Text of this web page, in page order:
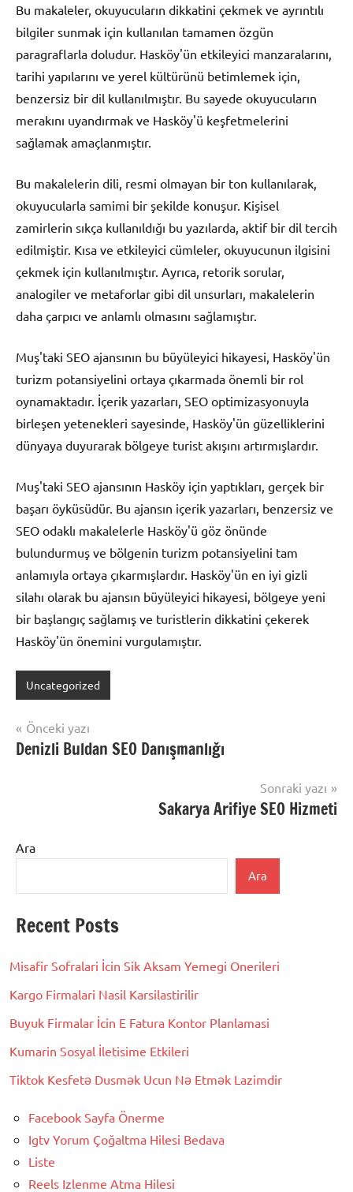
Bu makaleler, okuyucuların dikkatini çekmek ve ayrıntılı
bilgiler sunmak için kullanılan tamamen özgün
paragraflarla doludur. Hasköy'ün etkileyici manzaralarını,
tarihi yapılarını ve yerel kültürünü betimlemek için,
benzersiz bir dil kullanılmıştır. Bu sayede okuyucuların
merakını uyandırmak ve Hasköy'ü keşfetmelerini
sağlamak amaçlanmıştır.
Bu makalelerin dili, resmi olmayan bir ton kullanılarak,
okuyucularla samimi bir şekilde konuşur. Kişisel
zamirlerin sıkça kullanıldığı bu yazılarda, aktif bir dil tercih
edilmiştir. Kısa ve etkileyici cümleler, okuyucunun ilgisini
çekmek için kullanılmıştır. Ayrıca, retorik sorular,
analogiler ve metaforlar gibi dil unsurları, makalelerin
daha çarpıcı ve anlamlı olmasını sağlamıştır.
Muş'taki SEO ajansının bu büyüleyici hikayesi, Hasköy'ün
turizm potansiyelini ortaya çıkarmada önemli bir rol
oynamaktadır. İçerik yazarları, SEO optimizasyonuyla
birleşen yetenekleri sayesinde, Hasköy'ün güzelliklerini
dünyaya duyurarak bölgeye turist akışını artırmışlardır.
Muş'taki SEO ajansının Hasköy için yaptıkları, gerçek bir
başarı öyküsüdür. Bu ajansın içerik yazarları, benzersiz ve
SEO odaklı makalelerle Hasköy'ü göz önünde
bulundurmuş ve bölgenin turizm potansiyelini tam
anlamıyla ortaya çıkarmışlardır. Hasköy'ün en iyi gizli
silahı olarak bu ajansın büyüleyici hikayesi, bölgeye yeni
bir başlangıç sağlamış ve turistlerin dikkatini çekerek
Hasköy'ün önemini vurgulamıştır.
Uncategorized
Yazı
gezinmesi
Önceki yazı
Denizli Buldan SEO Danışmanlığı
Sonraki yazı
Sakarya Arifiye SEO Hizmeti
Ara
Ara
Recent Posts
Misafir Sofralari İcin Sik Aksam Yemegi Onerileri
Kargo Firmalari Nasil Karsilastirilir
Buyuk Firmalar İcin E Fatura Kontor Planlamasi
Kumarin Sosyal İletisime Etkileri
Tiktok Kesfetə Dusmək Ucun Nə Etmək Lazimdir
Facebook Sayfa Önerme
Igtv Yorum Çoğaltma Hilesi Bedava
Liste
Reels Izlenme Atma Hilesi